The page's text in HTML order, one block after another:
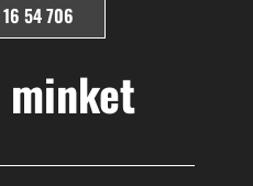
54 706
minket